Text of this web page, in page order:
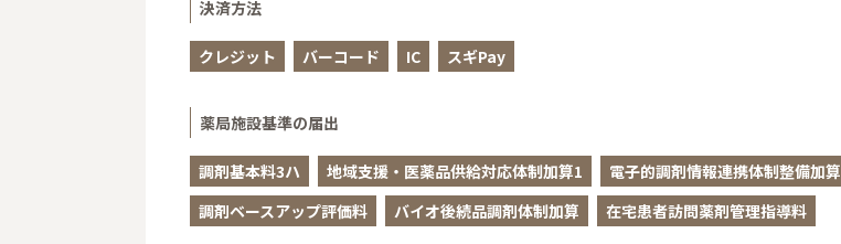
決済方法
クレジット バーコード IC スギPay
薬局施設基準の届出
調剤基本料3ハ 地域支援・医薬品供給対応体制加算1
電子的調剤情報連携体制整備加算
調剤ベースアップ評価料
バイオ後続品調剤体制加算 在宅患者訪問薬剤管理指導料